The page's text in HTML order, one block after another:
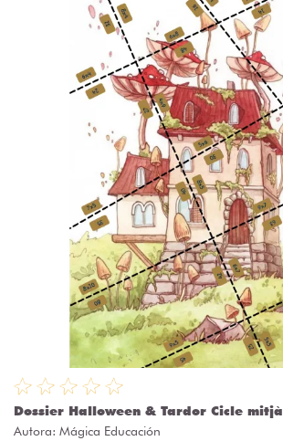
Dossier Halloween & Tardor Cicle mitjà
Autora: Mágica Educación